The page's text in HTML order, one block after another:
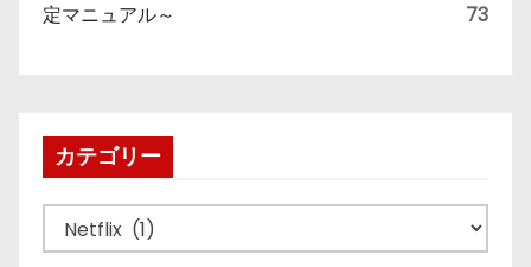
定マニュアル～
73
カテゴリー
テ